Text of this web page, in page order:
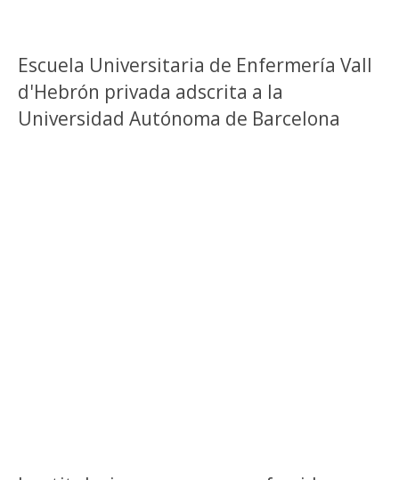
Escuela Universitaria de Enfermería Vall
d'Hebrón privada adscrita a la
Universidad Autónoma de Barcelona